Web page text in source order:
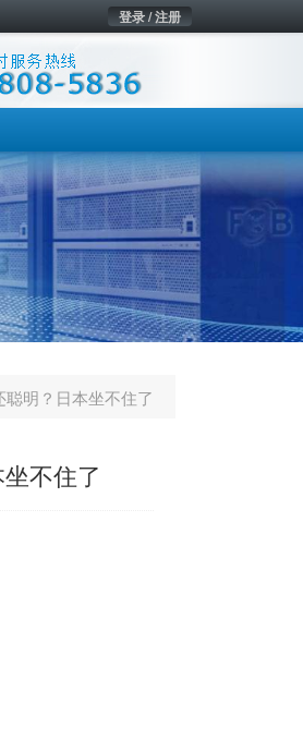
登录 / 注册
明？日本坐不住了
不住了